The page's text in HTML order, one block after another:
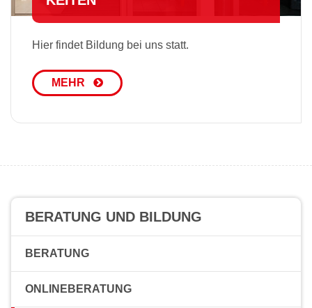
Hier findet Bildung bei uns statt.
MEHR
BERATUNG UND BILDUNG
BERATUNG
ONLINEBERATUNG